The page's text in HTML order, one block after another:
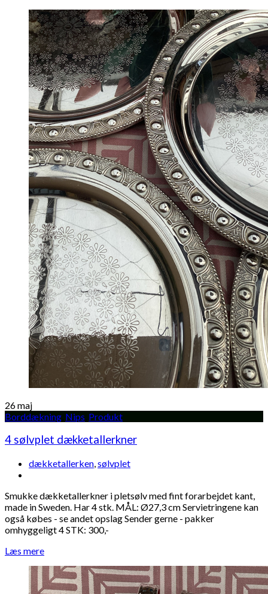
26maj
Borddækning Nips Produkt
4 sølvplet dækketallerkner
dækketallerken,sølvplet
Smukke dækketallerkner i pletsølv med fint forarbejdet kant,
made in Sweden. Har 4 stk. MÅL: Ø27,3 cm Servietringene kan
også købes - se andet opslag Sender gerne - pakker
omhyggeligt 4 STK: 300,-
Læs mere